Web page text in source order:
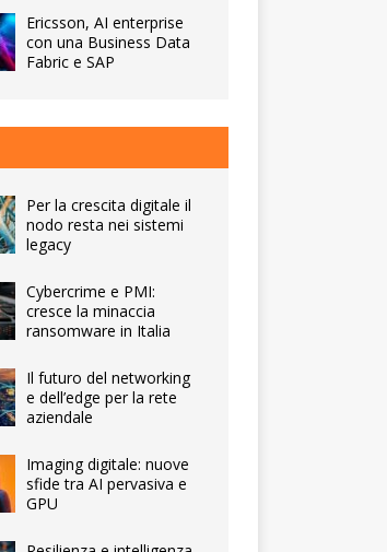
Ericsson, AI enterprise
con una Business Data
Fabric e SAP
Per la crescita digitale il
nodo resta nei sistemi
legacy
Cybercrime e PMI:
cresce la minaccia
ransomware in Italia
Il futuro del networking
e dell’edge per la rete
aziendale
Imaging digitale: nuove
sfide tra AI pervasiva e
GPU